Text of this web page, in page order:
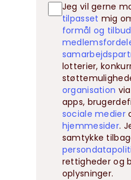
Jeg vil gerne
tilpasset mig
formål og tilbud
lotterier,
organisation
apps,
sociale medier
hjemmesider.
samtykke
rettigheder og
oplysninger.